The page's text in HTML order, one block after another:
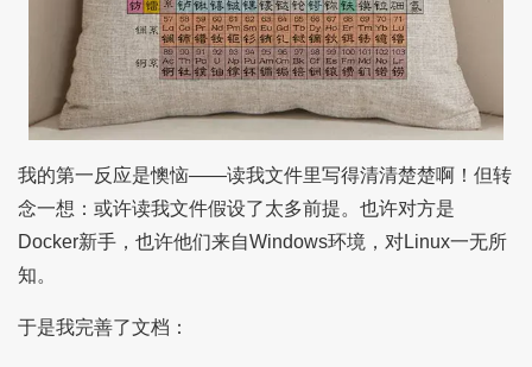
我的第一反应是懊恼——读我文件里写得清清楚楚啊！但转
念一想：或许读我文件假设了太多前提。也许对方是
Docker新手，也许他们来自Windows环境，对Linux一无所
知。
于是我完善了文档：